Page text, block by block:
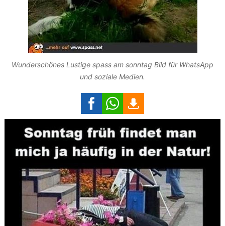
Wunderschönes Lustige spass am sonntag Bild für WhatsApp
und soziale Medien.